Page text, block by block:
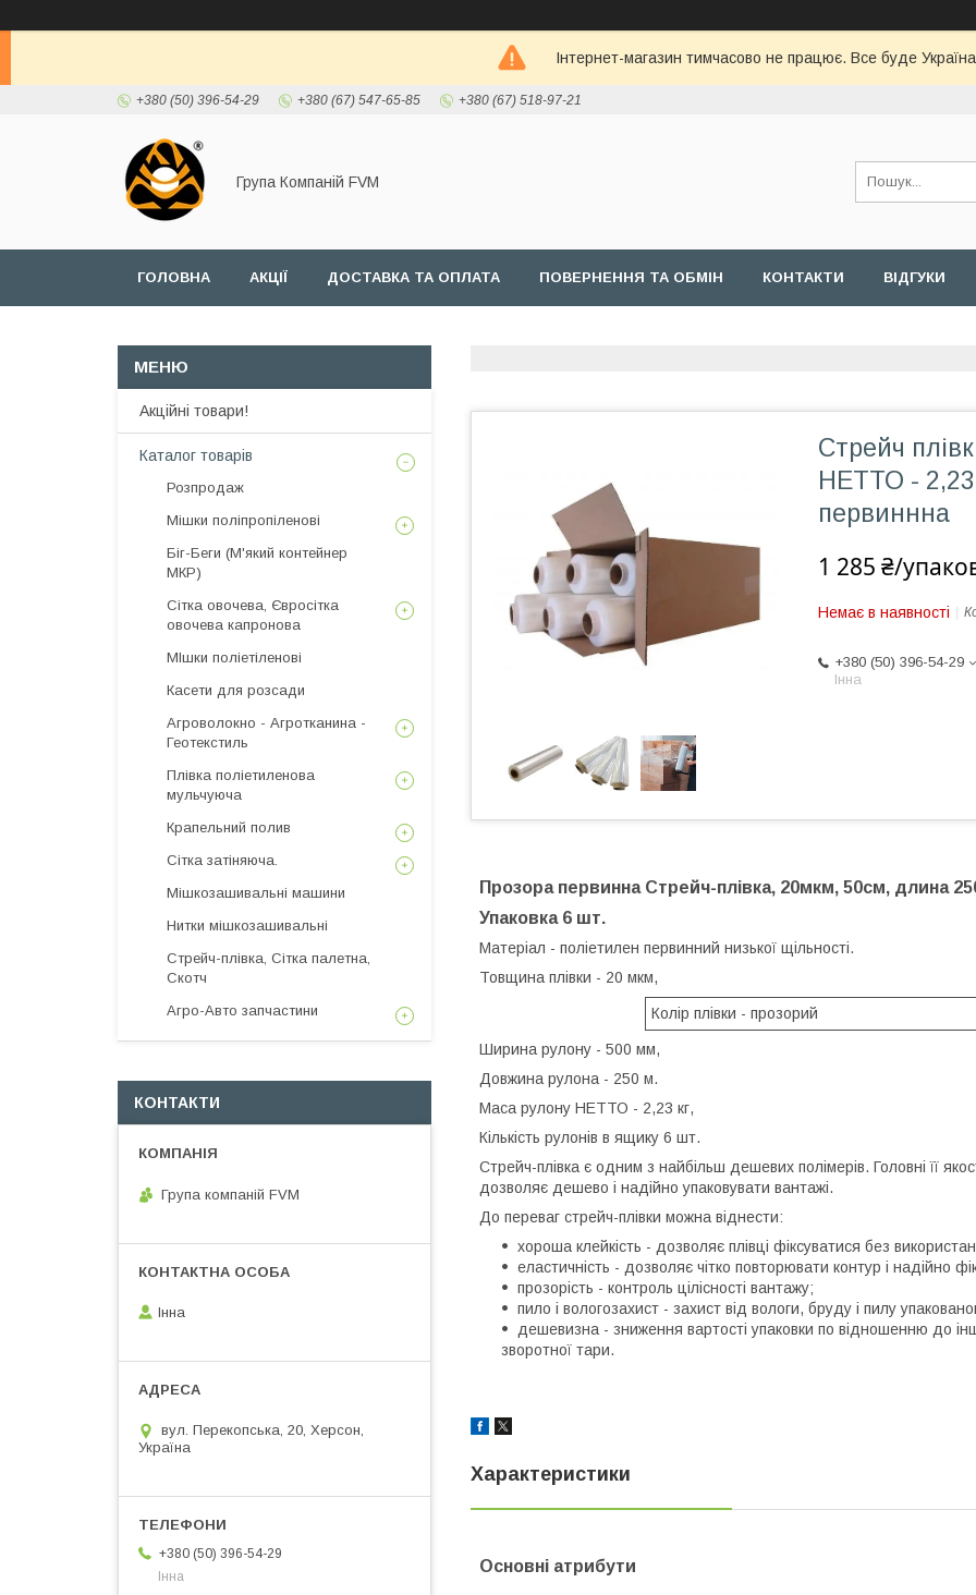
Інтернет-магазин тимчасово не працює. Все буде
+380 (50) 396-54-29 +380 (67) 547-65-85 +380 (67) 518-97-21
Група Компаній FVM
ГОЛОВНА АКЦІЇ ДОСТАВКА ТА ОПЛАТА ПОВЕРНЕННЯ ТА ОБМІН КОНТАКТИ ВІДГУКИ
Стрейч
НЕТТО - 2,23
первиннна
1 285 ₴/
Немає в наявності
+380 (50) 396-54-29
Інна
Прозора первинна Стрейч-плівка, 20мкм, 50см, длина
Упаковка 6 шт.
Матеріал - поліетилен первинний низької щільності.
Товщина плівки - 20 мкм,
Колір плівки - прозорий
Ширина рулону - 500 мм,
Довжина рулона - 250 м.
Маса рулону НЕТТО - 2,23 кг,
Кількість рулонів в ящику 6 шт.
Стрейч-плівка є одним з найбільш дешевих полімерів. Головні її
дозволяє дешево і надійно упаковувати вантажі.
До переваг стрейч-плівки можна віднести:
хороша клейкість - дозволяє плівці фіксуватися без
еластичність - дозволяє чітко повторювати контур і надійно
прозорість - контроль цілісності вантажу;
пило і вологозахист - захист від вологи, бруду і пилу
дешевизна - зниження вартості упаковки по відношенню до
зворотної тари.
Характеристики
Основні атрибути
Акційні товари!
Каталог товарів
Розпродаж
Мішки поліпропіленові
Біг-Беги (М'який контейнер
МКР)
Сітка овочева, Євросітка
овочева капронова
МІшки поліетіленові
Касети для розсади
Агроволокно - Агротканина -
Геотекстиль
Плівка поліетиленова
мульчуюча
Крапельний полив
Сітка затіняюча.
Мішкозашивальні машини
Нитки мішкозашивальні
Стрейч-плівка, Сітка палетна,
Скотч
Агро-Авто запчастини
КОНТАКТИ
Група компаній FVM
Інна
вул. Перекопська, 20, Херсон,
Україна
+380 (50) 396-54-29
Інна